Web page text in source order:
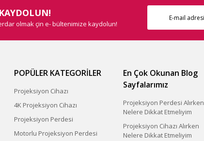
olmak çin e- bültenimize kaydolun!
POPÜLER KATEGORİLER
Projeksiyon Cihazı
4K Projeksiyon Cihazı
Projeksiyon Perdesi
Motorlu Projeksiyon Perdesi
En Çok Okunan Blog
Sayfalarımız
Projeksiyon Perdesi Alırken
Nelere Dikkat Etmeliyim
Projeksiyon Cihazı Alırken
Nelere Dikkat Etmeliyim